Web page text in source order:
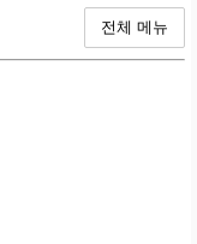
전체 메뉴